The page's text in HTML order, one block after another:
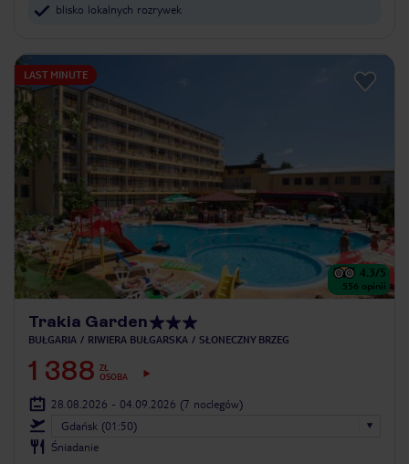
blisko lokalnych rozrywek
LAST MINUTE
4.3/5
556 opinii
Trakia Garden
BUŁGARIA RIWIERA BUŁGARSKA SŁONECZNY BRZEG
1 388 ZŁ
OSOBA
28.08.2026 - 04.09.2026 (7 noclegów)
Gdańsk (01:50)
Śniadanie